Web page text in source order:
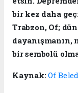
bir kez daha
Trabzon, Of;
bir sembolü
Kaynak:Of